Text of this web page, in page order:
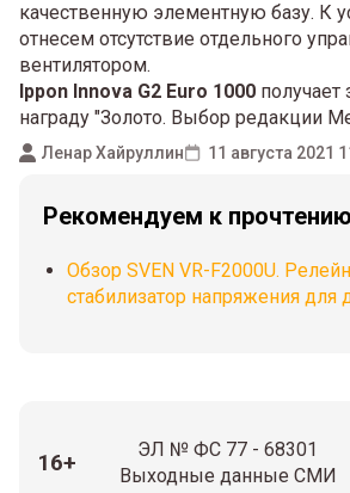
качественную элементную базу. К
отнесем отсутствие отдельного
вентилятором.
Ippon Innova G2 Euro 1000
награду "Золото. Выбор редакции
Ленар Хайруллин 11 августа 2021
Рекомендуем к прочтению
Обзор SVEN VR-F2000U.
стабилизатор напряжения для
16+
ЭЛ № ФС 77 - 68301
Выходные данные СМИ